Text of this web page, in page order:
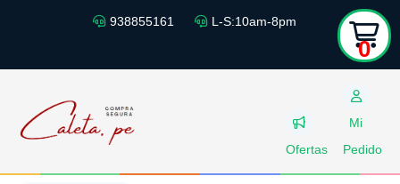
938855161 L-S:10am-8pm
Ofertas
Mi
Pedido
0